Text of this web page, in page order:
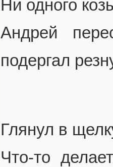
Ни одного
Андрей
подергал
Глянул в
Что-то